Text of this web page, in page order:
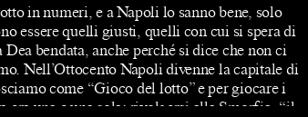
in numeri, e a Napoli lo sanno bene, solo
essere quelli giusti, quelli con cui si spera di
bendata, anche perché si dice che non ci
Nell’Ottocento Napoli divenne la capitale di
come “Gioco del lotto” e per giocare i
era una e una sola: rivolgersi alla Smorfia, “il